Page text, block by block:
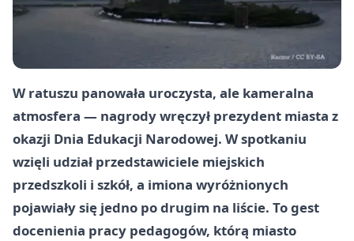
W ratuszu panowała uroczysta, ale kameralna
atmosfera — nagrody wręczył prezydent miasta z
okazji Dnia Edukacji Narodowej. W spotkaniu
wzięli udział przedstawiciele miejskich
przedszkoli i szkół, a imiona wyróżnionych
pojawiały się jedno po drugim na liście. To gest
docenienia pracy pedagogów, którą miasto